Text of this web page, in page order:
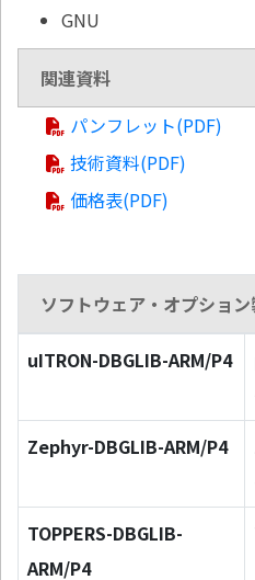
GNU
関連資料
パンフレット(PDF)
技術資料(PDF)
価格表(PDF)
ソフトウェア・オプション
uITRON-DBGLIB-ARM/P4
Zephyr-DBGLIB-ARM/P4
TOPPERS-DBGLIB-
ARM/P4